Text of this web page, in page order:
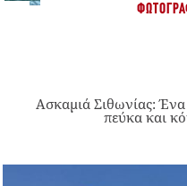
Ασκαμιά Σιθωνίας:
πεύκα και